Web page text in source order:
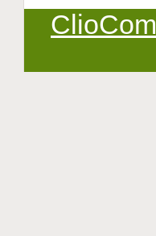
ClioCom